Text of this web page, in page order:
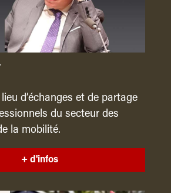
d’échanges et de partage
du secteur des
la mobilité.
+ d'infos